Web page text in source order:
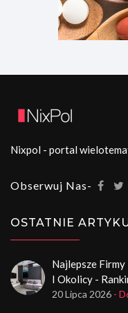
Nixpol - portal
Obserwuj Nas-
OSTATNIE
Najlepsze
I Okolicy -
20 Lipca 2026 -